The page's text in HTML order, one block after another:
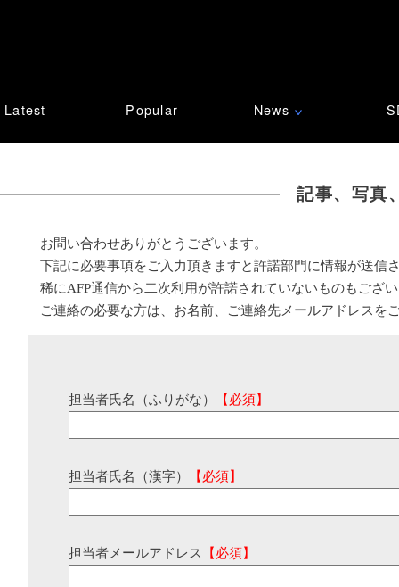
Latest Popular News ∨
記事、写真
お問い合わせありがとうございます。
下記に必要事項をご入力頂きますと許諾部門に情報が送信
稀にAFP通信から二次利用が許諾されていないものもござ
ご連絡の必要な方は、お名前、ご連絡先メールアドレスを
担当者氏名（ふりがな） 【必須】
担当者氏名（漢字） 【必須】
担当者メールアドレス 【必須】